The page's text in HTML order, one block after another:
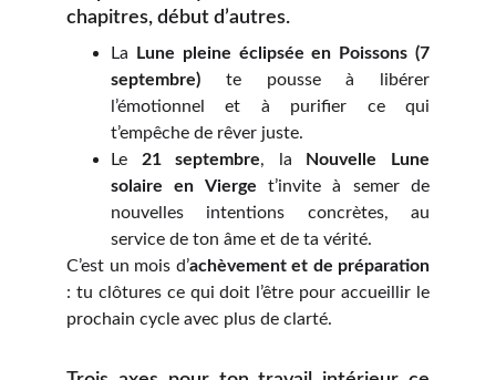
chapitres, début d’autres.
La
Lune pleine éclipsée en Poissons (7
septembre) te pousse à libérer
l’émotionnel et à purifier ce qui
t’empêche de rêver juste.
Le 21 septembre, la
Nouvelle Lune
solaire en Vierge t’invite à semer de
nouvelles intentions concrètes, au
service de ton âme et de ta vérité.
C’est un mois d’achèvement et de préparation
: tu clôtures ce qui doit l’être pour accueillir le
prochain cycle avec plus de clarté.